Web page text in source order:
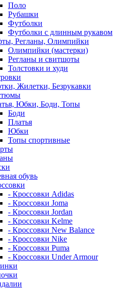
Поло
Рубашки
Футболки
Футболки с длинным рукавом
Регланы, Олимпийки
Олимпийки (мастерки)
Регланы и свитшоты
Толстовки и худи
Жилетки, Безрукавки
Юбки, Боди, Топы
Боди
Платья
Юбки
Топы спортивные
обувь
- Кроссовки Adidas
- Кроссовки Joma
- Кроссовки Jordan
- Кроссовки Kelme
- Кроссовки New Balance
- Кроссовки Nike
- Кроссовки Puma
- Кроссовки Under Armour